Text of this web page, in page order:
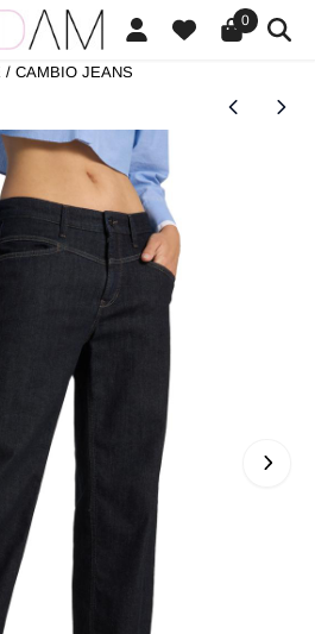
Kies instellingen of sta alle
0
/ CAMBIO JEANS